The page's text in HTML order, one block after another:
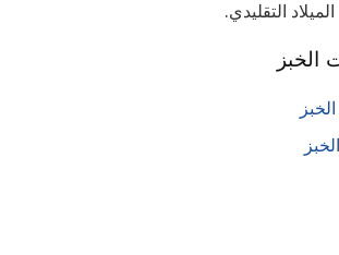
التقليدي.
الخبز